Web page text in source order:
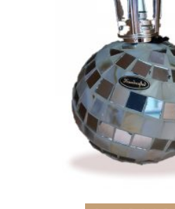
Aggiungi al carrello